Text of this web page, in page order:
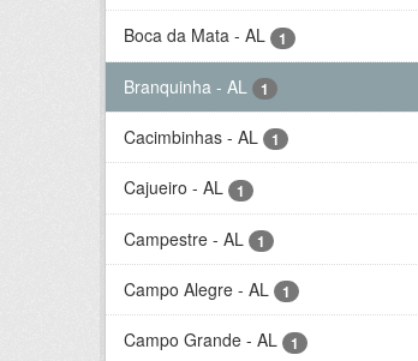
Boca da Mata - AL 1
Branquinha - AL 1
Cacimbinhas - AL 1
Cajueiro - AL 1
Campestre - AL 1
Campo Alegre - AL 1
Campo Grande - AL 1